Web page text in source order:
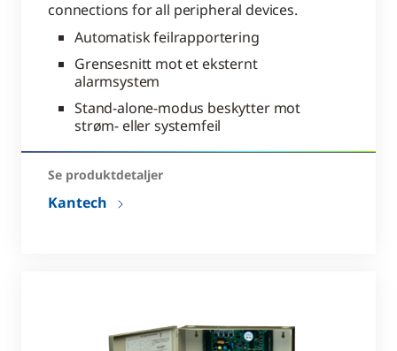
connections for all peripheral devices.
Automatisk feilrapportering
Grensesnitt mot et eksternt
alarmsystem
Stand-alone-modus beskytter mot
strøm- eller systemfeil
Se produktdetaljer
Kantech